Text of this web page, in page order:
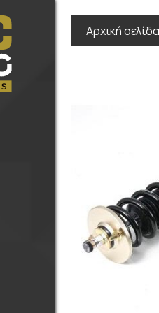
Αρχική σελίδα